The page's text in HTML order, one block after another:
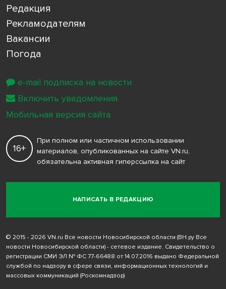
Редакция
Рекламодателям
Вакансии
Погода
НАПИСАТЬ В РЕДАКЦИЮ
16+
При полном или частичном использовании
материалов, опубликованных на сайте VN.ru,
обязательна активная гиперссылка на сайт
© 2015 - 2026 VN.ru Все новости Новосибирской области (ВН.ру Все
новости Новосибирской области) - сетевое издание. Свидетельство о
регистрации СМИ ЭЛ № ФС 77-66488 от 14.07.2016 выдано Федеральной
службой по надзору в сфере связи, информационных технологий и
массовых коммуникаций (Роскомнадзор)
e-mail подписка на новости
Включить уведомления
Мобильная версия сайта